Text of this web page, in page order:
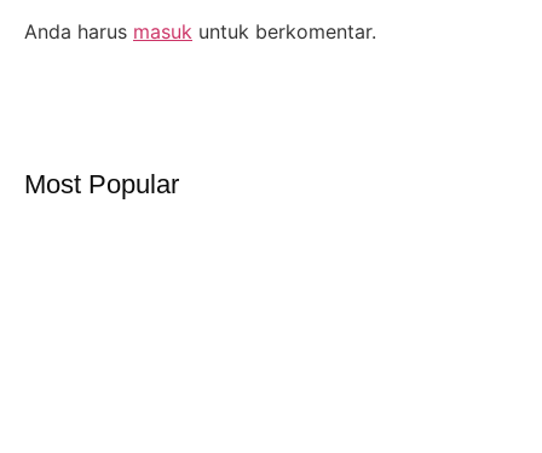
Anda harus masuk untuk berkomentar.
Most Popular